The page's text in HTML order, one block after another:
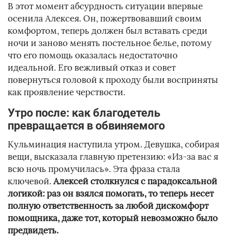
В этот момент абсурдность ситуации впервые
осенила Алексея. Он, пожертвовавший своим
комфортом, теперь должен был вставать среди
ночи и заново менять постельное белье, потому
что его помощь оказалась недостаточно
идеальной. Его вежливый отказ и совет
повернуться головой к проходу были восприняты
как проявление черствости.
Утро после: как благодетель
превращается в обвиняемого
Кульминация наступила утром. Девушка, собирая
вещи, высказала главную претензию: «Из-за вас я
всю ночь промучилась». Эта фраза стала
ключевой.Алексей столкнулся с парадоксальной
логикой: раз он взялся помогать, то теперь несет
полную ответственность за любой дискомфорт
помощника, даже тот, который невозможно было
предвидеть.